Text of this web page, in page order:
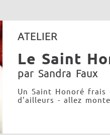
ATELIER
Le Saint
par Sandra Faux
Un Saint Honoré
d'ailleurs - allez